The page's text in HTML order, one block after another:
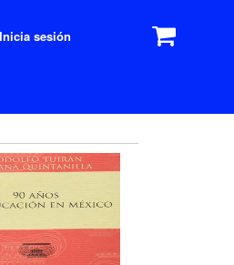
Inicia sesión